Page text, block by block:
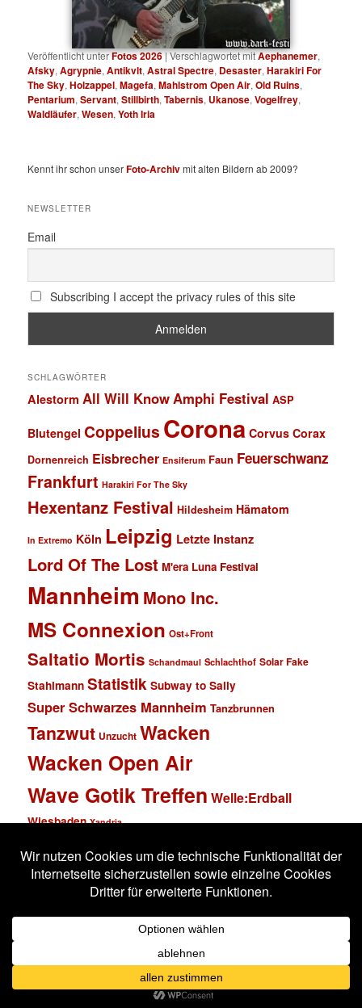
Veröffentlicht unterFotos 2026|Verschlagwortet mitAephanemer,
Afsky,Agrypnie,Antikvlt,Astral Spectre, Desaster,Harakiri For
The Sky,Holzappel,Magefa,Mahlstrom Open Air,Old Ruins,
Pentarium,Servant,Stillbirth,Tabernis, Ukanose,Vogelfrey,
Waldläufer,Wesen,Yoth Iria
Kennt ihr schon unserFoto-Archivmit alten Bildern ab 2009?
NEWSLETTER
Email
Subscribing I accept the privacy rules of this site
SCHLAGWÖRTER
Alestorm All Will KnowAmphi Festival ASP
Blutengel Coppelius Corona Corvus Corax
Dornenreich Eisbrecher Ensiferum Faun Feuerschwanz
Frankfurt Harakiri For The Sky
Hexentanz Festival Hildesheim Hämatom
In Extremo Köln Leipzig Letzte Instanz
Lord Of The Lost M'era Luna Festival
Mannheim Mono Inc.
MS Connexion Ost+Front
Saltatio Mortis Schandmaul Schlachthof Solar Fake
Stahlmann Statistik Subway to Sally
Super Schwarzes Mannheim Tanzbrunnen
Tanzwut Unzucht Wacken
Wacken Open Air
Wave Gotik Treffen Welle:Erdball
Wiesbaden Xandria
Impressum
Stolz präsentiert von WordPress